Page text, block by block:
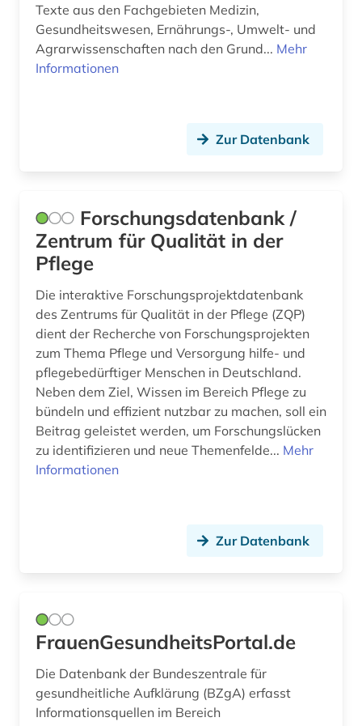
Texte aus den Fachgebieten Medizin,
Gesundheitswesen, Ernährungs-, Umwelt- und
Agrarwissenschaften nach den Grund... Mehr
Informationen
Zur Datenbank
Forschungsdatenbank /
Zentrum für Qualität in der
Pflege
Die interaktive Forschungsprojektdatenbank
des Zentrums für Qualität in der Pflege (ZQP)
dient der Recherche von Forschungsprojekten
zum Thema Pflege und Versorgung hilfe- und
pflegebedürftiger Menschen in Deutschland.
Neben dem Ziel, Wissen im Bereich Pflege zu
bündeln und effizient nutzbar zu machen, soll ein
Beitrag geleistet werden, um Forschungslücken
zu identifizieren und neue Themenfelde... Mehr
Informationen
Zur Datenbank
FrauenGesundheitsPortal.de
Die Datenbank der Bundeszentrale für
gesundheitliche Aufklärung (BZgA) erfasst
Informationsquellen im Bereich